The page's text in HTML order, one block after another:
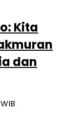
Kita
dan